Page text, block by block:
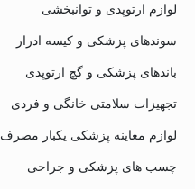
لوازم ارتوپدی و توانبخشی
سوندهای پزشکی و کیسه ادرار
باندهای پزشکی و گچ ارتوپدی
تجهیزات سلامتی خانگی و فردی
لوازم معاینه پزشکی یکبار مصرف
چسب های پزشکی و جراحی